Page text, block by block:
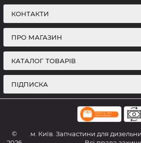
КОНТАКТИ
ПРО МАГАЗИН
КАТАЛОГ ТОВАРІВ
ПІДПИСКА
©
м. Київ. Запчастини для